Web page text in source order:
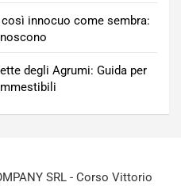
così innocuo come sembra:
degli Agrumi: Guida per
SRL - Corso Vittorio